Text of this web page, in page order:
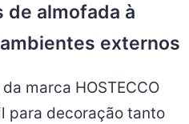
de almofada à
ambientes externos
marca HOSTECCO
para decoração tanto